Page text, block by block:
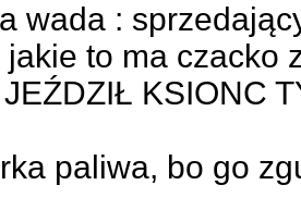
wada :
to ma czacko
KSIONC
paliwa, bo go